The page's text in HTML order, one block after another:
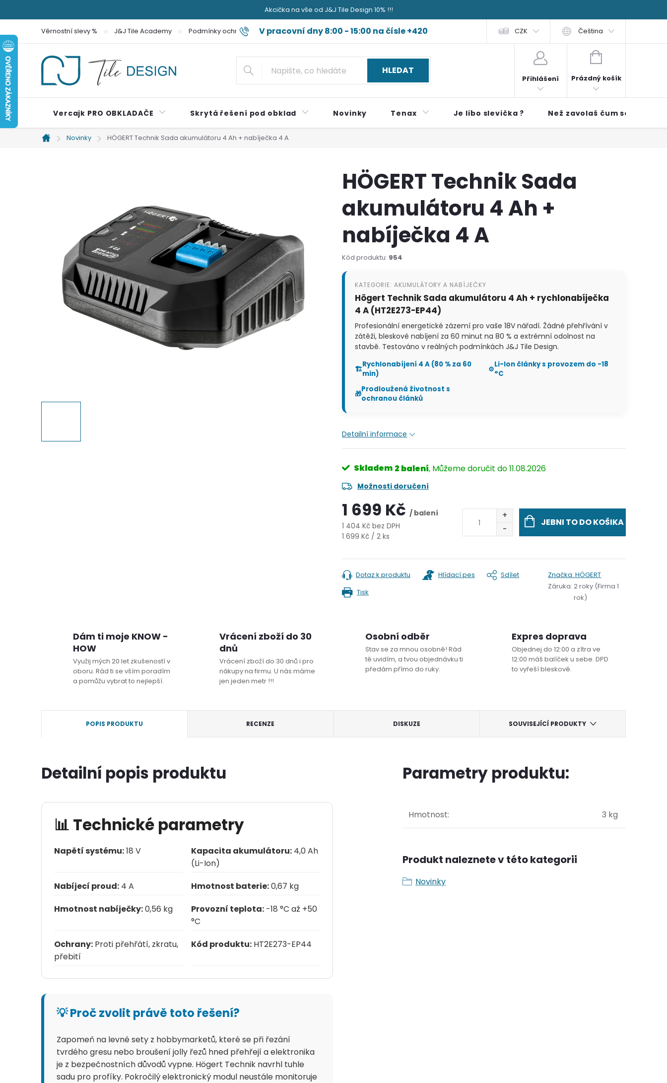
na
obsah
Akcička na vše od J&J Tile Design 10% !!!
V pracovní dny 8:00 - 15:00 na čísle +420
724 179 497
Věrnostní slevy % J&J Tile Academy Podmínky ochrany osobních údajů Blog jak sviňa nečum jak špok do nudli a čti Obchodní podmínky
CZK Čeština
HLEDAT
Přihlášení
NÁKUPNÍ KOŠÍK
Prázdný košík
Vercajk PRO OBKLADAČE Skrytá řešení pod obklad Novinky Tenax Je libo slevička ? Než zavolaš čum sem!!
Domů
Novinky HÖGERT Technik Sada akumulátoru 4 Ah + nabíječka 4 A
HÖGERT Technik Sada
akumulátoru 4 Ah +
nabíječka 4 A
Kód produktu: 954
KATEGORIE: AKUMULÁTORY A NABÍJEČKY
Högert Technik Sada akumulátoru 4 Ah + rychlonabíječka
4 A (HT2E273-EP44)
Profesionální energetické zázemí pro vaše 18V nářadí. Žádné přehřívání v
zátěži, bleskové nabíjení za 60 minut na 80 % a extrémní odolnost na
stavbě. Testováno v reálných podmínkách J&J Tile Design.
🏗️Rychlonabíjení 4 A (80 % za 60
min)
⚙️Li-Ion články s provozem do -18
°C
🎁Prodloužená životnost s
ochranou článků
Detailní informace
Skladem 2 balení 11.08.2026
Možnosti doručení
1 699 Kč / balení
1 404 Kč bez DPH
Měrná
1 699 Kč / 2 ks
JEBNI TO DO KOŠIKA
Tisk
Dotaz k produktu Hlídací pes Sdílet Značka:HÖGERT
Záruka: 2 roky (Firma 1
rok)
Dám ti moje KNOW -
HOW
Využij mých 20 let zkušeností v
oboru. Rád ti se vším poradím
a pomůžu vybrat to nejlepší.
Vrácení zboží do 30
dnů
Vrácení zboží do 30 dnů i pro
nákupy na firmu. U nás máme
jen jeden metr !!!
Osobní odběr
Stav se za mnou osobně! Rád
tě uvidím, a tvou objednávku ti
předám přímo do ruky.
Expres doprava
Objednej do 12:00 a zítra ve
12:00 máš balíček u sebe. DPD
to vyřeší bleskově.
POPIS PRODUKTU RECENZE DISKUZE SOUVISEJÍCÍ PRODUKTY
Detailní popis produktu
📊 Technické parametry
Napětí systému:18 V Kapacita akumulátoru:4,0 Ah
(Li-Ion)
Nabíjecí proud: 4 A Hmotnost baterie:0,67 kg
Hmotnost nabíječky:0,56 kg Provozní teplota:-18 °C až +50
°C
Ochrany: Proti přehřátí, zkratu,
přebití
Kód produktu:HT2E273-EP44
💡 Proč zvolit právě toto řešení?
Zapomeň na levné sety z hobbymarketů, které se při řezání
tvrdého gresu nebo broušení jolly řezů hned přehřejí a elektronika
je z bezpečnostních důvodů vypne. Högert Technik navrhl tuhle
sadu pro profíky. Pokročilý elektronický modul neustále monitoruje
Parametry produktu:
Hmotnost: 3 kg
Produkt naleznete v této kategorii
Novinky